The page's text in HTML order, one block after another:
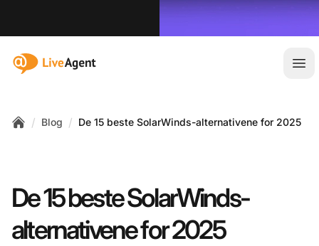
:site.title
/ Blog / De 15 beste SolarWinds-alternativene for 2025
De 15 beste SolarWinds-
alternativene for 2025